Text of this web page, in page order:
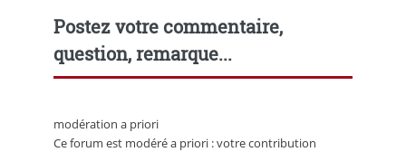
Postez votre commentaire,
question, remarque...
modération a priori
Ce forum est modéré a priori : votre contribution